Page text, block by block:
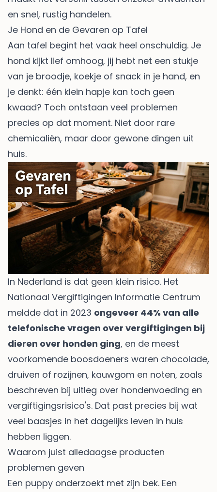
en snel, rustig handelen.
Je Hond en de Gevaren op Tafel
Aan tafel begint het vaak heel onschuldig. Je
hond kijkt lief omhoog, jij hebt net een stukje
van je broodje, koekje of snack in je hand, en
je denkt: één klein hapje kan toch geen
kwaad? Toch ontstaan veel problemen
precies op dat moment. Niet door rare
chemicaliën, maar door gewone dingen uit
huis.
In Nederland is dat geen klein risico. Het
Nationaal Vergiftigingen Informatie Centrum
meldde dat in 2023 ongeveer 44% van alle
telefonische vragen over vergiftigingen bij
dieren over honden ging, en de meest
voorkomende boosdoeners waren chocolade,
druiven of rozijnen, kauwgom en noten, zoals
beschreven bij uitleg over hondenvoeding en
vergiftigingsrisico's. Dat past precies bij wat
veel baasjes in het dagelijks leven in huis
hebben liggen.
Waarom juist alledaagse producten
problemen geven
Een puppy onderzoekt met zijn bek. Een